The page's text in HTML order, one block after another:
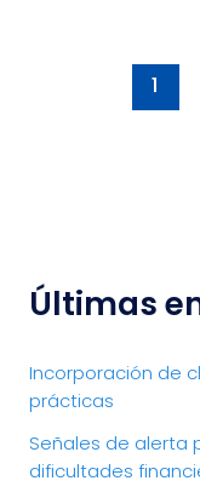
1
Últimas
Incorporación de
prácticas
Señales de alerta
dificultades